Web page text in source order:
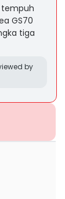
tempuh
GS70
tiga
by